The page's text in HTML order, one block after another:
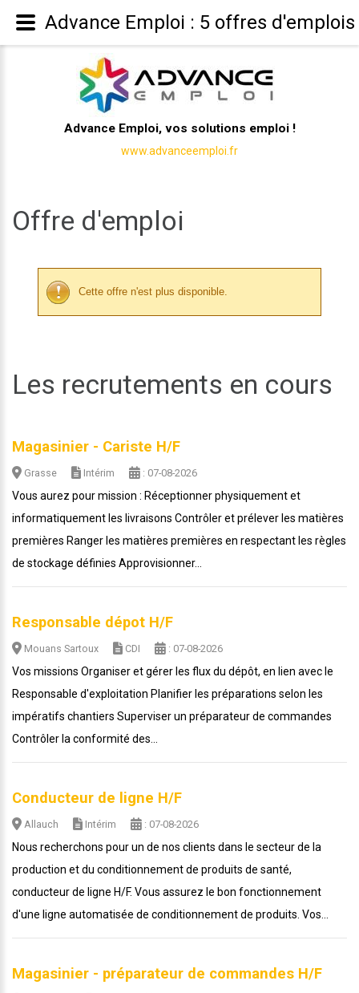
Advance Emploi, vos solutions emploi !
www.advanceemploi.fr
Offre d'emploi
Cette offre n'est plus disponible.
Les recrutements en cours
Magasinier - Cariste H/F
Grasse Intérim : 07-08-2026
Vous aurez pour mission : Réceptionner physiquement et
informatiquement les livraisons Contrôler et prélever les matières
premières Ranger les matières premières en respectant les règles
de stockage définies Approvisionner...
Responsable dépot H/F
Mouans Sartoux CDI : 07-08-2026
Vos missions Organiser et gérer les flux du dépôt, en lien avec le
Responsable d'exploitation Planifier les préparations selon les
impératifs chantiers Superviser un préparateur de commandes
Contrôler la conformité des...
Conducteur de ligne H/F
Allauch Intérim : 07-08-2026
Nous recherchons pour un de nos clients dans le secteur de la
production et du conditionnement de produits de santé,
conducteur de ligne H/F. Vous assurez le bon fonctionnement
d'une ligne automatisée de conditionnement de produits. Vos...
Magasinier - préparateur de commandes H/F
Advance Emploi : 5 offres